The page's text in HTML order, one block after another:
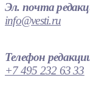
Эл. почта
info@vesti.ru
Телефон
+7 495 232 63 33